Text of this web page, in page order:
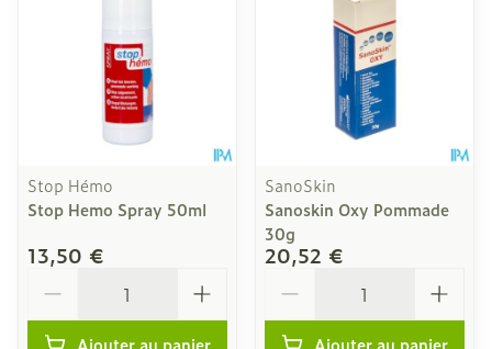
Stop Hémo
Stop Hemo Spray 50ml
13,50 €
Ajouter au panier
SanoSkin
Sanoskin Oxy Pommade
30g
20,52 €
Ajouter au panier